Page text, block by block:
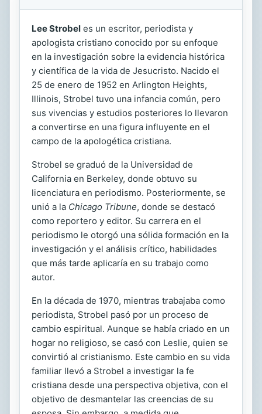
Lee Strobel es un escritor, periodista y
apologista cristiano conocido por su enfoque
en la investigación sobre la evidencia histórica
y científica de la vida de Jesucristo. Nacido el
25 de enero de 1952 en Arlington Heights,
Illinois, Strobel tuvo una infancia común, pero
sus vivencias y estudios posteriores lo llevaron
a convertirse en una figura influyente en el
campo de la apologética cristiana.
Strobel se graduó de la Universidad de
California en Berkeley, donde obtuvo su
licenciatura en periodismo. Posteriormente, se
unió a la Chicago Tribune, donde se destacó
como reportero y editor. Su carrera en el
periodismo le otorgó una sólida formación en la
investigación y el análisis crítico, habilidades
que más tarde aplicaría en su trabajo como
autor.
En la década de 1970, mientras trabajaba como
periodista, Strobel pasó por un proceso de
cambio espiritual. Aunque se había criado en un
hogar no religioso, se casó con Leslie, quien se
convirtió al cristianismo. Este cambio en su vida
familiar llevó a Strobel a investigar la fe
cristiana desde una perspectiva objetiva, con el
objetivo de desmantelar las creencias de su